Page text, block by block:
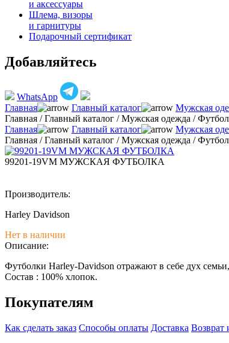
и аксессуары
Шлема, визоры
и гарнитуры
Подарочный сертификат
Добавляйтесь
WhatsApp
Главная
Главный каталог Мужская
Главная /Главный каталог /Мужская одежда /
Главная
Главный каталог Мужская
Главная /Главный каталог /Мужская одежда /
99201-19VM МУЖСКАЯ ФУТБОЛКА
Производитель:
Harley Davidson
Нет в наличии
Описание:
Футболки Harley-Davidson отражают в себе дух
Состав : 100% хлопок.
Покупателям
Как сделать заказ Способы оплаты Доставка Возврат